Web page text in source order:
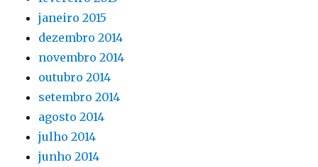
janeiro 2015
dezembro 2014
novembro 2014
outubro 2014
setembro 2014
agosto 2014
julho 2014
junho 2014